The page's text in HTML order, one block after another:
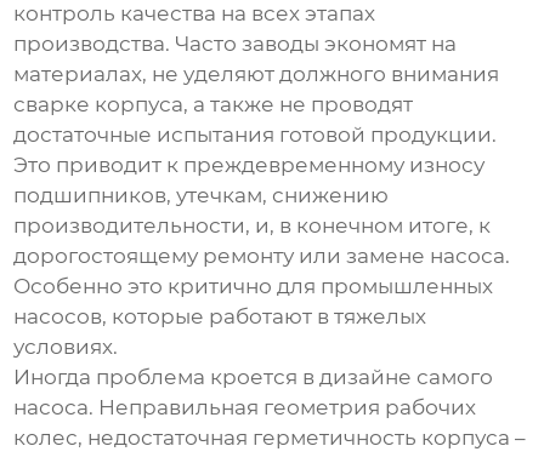
контроль качества на всех этапах
производства. Часто заводы экономят на
материалах, не уделяют должного внимания
сварке корпуса, а также не проводят
достаточные испытания готовой продукции.
Это приводит к преждевременному износу
подшипников, утечкам, снижению
производительности, и, в конечном итоге, к
дорогостоящему ремонту или замене насоса.
Особенно это критично для промышленных
насосов, которые работают в тяжелых
условиях.
Иногда проблема кроется в дизайне самого
насоса. Неправильная геометрия рабочих
колес, недостаточная герметичность корпуса –